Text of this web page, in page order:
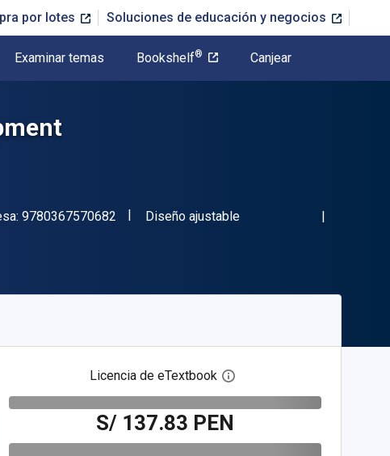
por lotes Soluciones de educación y negocios
Examinar temas Bookshelf® Canjear
9780367570682 "ISBN-13 9780367570682"
Formato
Diseño ajustable
Licencia de eTextbook Abre el cuadro de diálogo
S/ 137.83 PEN